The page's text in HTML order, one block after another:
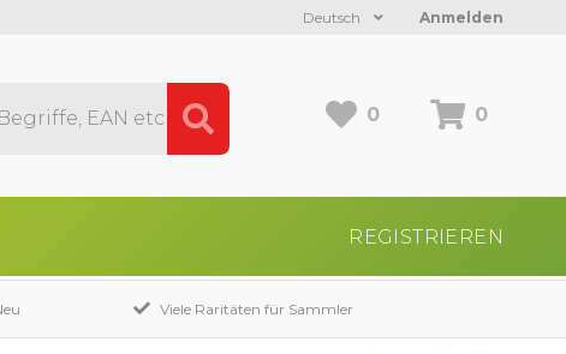
Anmelden
Deutsch
0 0
REGISTRIEREN
Viele Raritäten für Sammler